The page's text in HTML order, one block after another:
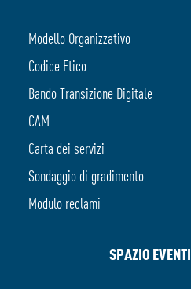
Modello Organizzativo
Codice Etico
Bando Transizione Digitale
CAM
Carta dei servizi
Sondaggio di gradimento
Modulo reclami
SPAZIO EVENTI